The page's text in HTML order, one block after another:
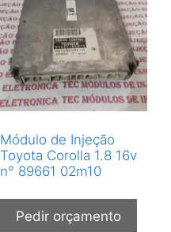
Módulo de Injeção
Toyota Corolla 1.8 16v
n° 89661 02m10
Pedir orçamento